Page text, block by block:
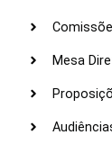
Mesa